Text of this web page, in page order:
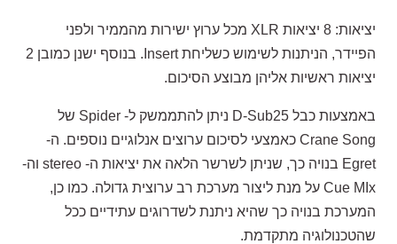
יציאות: 8 יציאות XLR מכל ערוץ ישירות מהממיר ולפני
הפיידר, הניתנות לשימוש כשליחת Insert. בנוסף ישנן כמובן 2
יציאות ראשיות אליהן מבוצע הסיכום.
באמצעות כבל D-Sub25 ניתן להתממשק ל- Spider של
Crane Song כאמצעי לסיכום ערוצים אנלוגיים נוספים. ה-
Egret בנויה כך, שניתן לשרשר הלאה את יציאות ה- stereo וה-
Cue MIx על מנת ליצור מערכת רב ערוצית גדולה. כמו כן,
המערכת בנויה כך שהיא ניתנת לשדרוגים עתידיים ככל
שהטכנולוגיה מתקדמת.